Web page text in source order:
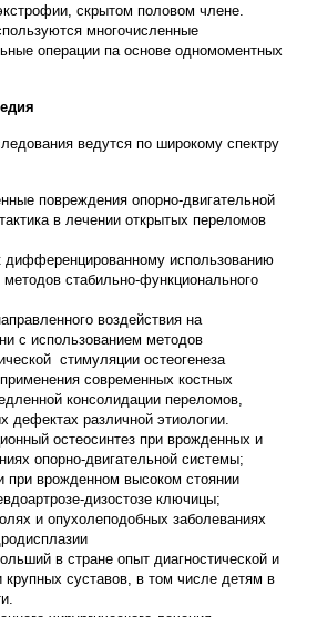
скрытом половом члене.
многочисленные
операции па основе одномоментных
ведутся по широкому спектру
повреждения опорно-двигательной
в лечении открытых переломов
дифференцированному использованию
методов стабильно-функционального
воздействия на
с использованием методов
стимуляции остеогенеза
современных костных
консолидации переломов,
дефектах различной этиологии.
остеосинтез при врожденных и
опорно-двигательной системы;
при врожденном высоком стоянии
дизостозе ключицы;
и опухолеподобных заболеваниях
в стране опыт диагностической и
крупных суставов, в том числе детям в